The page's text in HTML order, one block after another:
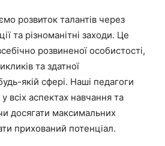
розвиток талантів через
та різноманітні заходи. Це
розвиненої особистості,
та здатної
якій сфері. Наші педагоги
всіх аспектах навчання та
досягати максимальних
прихований потенціал.